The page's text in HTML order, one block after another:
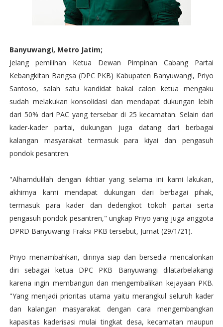
Banyuwangi, Metro Jatim;
Jelang pemilihan Ketua Dewan Pimpinan Cabang Partai
Kebangkitan Bangsa (DPC PKB) Kabupaten Banyuwangi, Priyo
Santoso, salah satu kandidat bakal calon ketua mengaku
sudah melakukan konsolidasi dan mendapat dukungan lebih
dari 50% dari PAC yang tersebar di 25 kecamatan. Selain dari
kader-kader partai, dukungan juga datang dari berbagai
kalangan masyarakat termasuk para kiyai dan pengasuh
pondok pesantren.
"Alhamdulilah dengan ikhtiar yang selama ini kami lakukan,
akhirnya kami mendapat dukungan dari berbagai pihak,
termasuk para kader dan dedengkot tokoh partai serta
pengasuh pondok pesantren," ungkap Priyo yang juga anggota
DPRD Banyuwangi Fraksi PKB tersebut, Jumat (29/1/21).
Priyo menambahkan, dirinya siap dan bersedia mencalonkan
diri sebagai ketua DPC PKB Banyuwangi dilatarbelakangi
karena ingin membangun dan mengembalikan kejayaan PKB.
"Yang menjadi prioritas utama yaitu merangkul seluruh kader
dan kalangan masyarakat dengan cara mengembangkan
kapasitas kaderisasi mulai tingkat desa, kecamatan maupun